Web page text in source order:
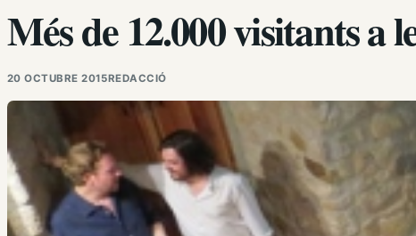
Més de 12.000 visitants a
20 OCTUBRE 2015REDACCIÓ